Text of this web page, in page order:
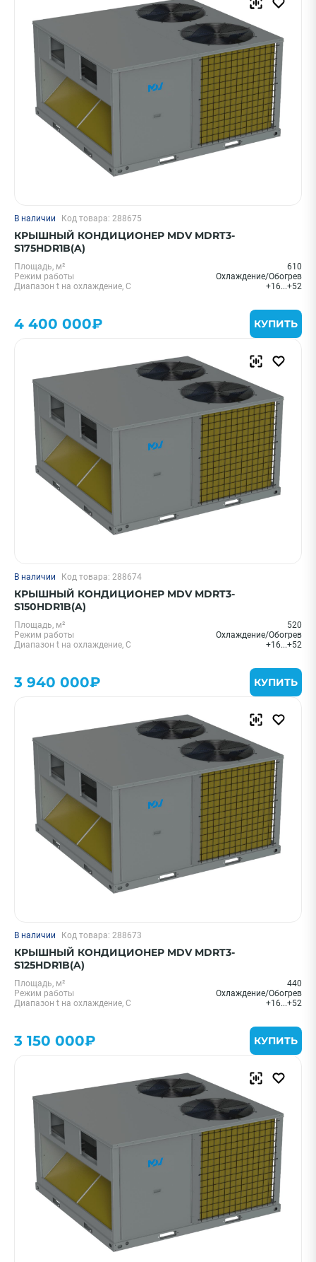
Mdv
Lessar
Показать еще
Страна
Китай
Россия
Чехия
Смотреть все фильтры
В наличии Код товара: 288675
КРЫШНЫЙ КОНДИЦИОНЕР MDV MDRT3-
S175HDR1B(A)
Площадь, м²
610
Режим работы
Охлаждение/Обогрев
Диапазон t на охлаждение, С
+16...+52
4 400 000₽ КУПИТЬ
В наличии Код товара: 288674
КРЫШНЫЙ КОНДИЦИОНЕР MDV MDRT3-
S150HDR1B(A)
Площадь, м²
520
Режим работы
Охлаждение/Обогрев
Диапазон t на охлаждение, С
+16...+52
3 940 000₽ КУПИТЬ
В наличии Код товара: 288673
КРЫШНЫЙ КОНДИЦИОНЕР MDV MDRT3-
S125HDR1B(A)
Площадь, м²
440
Режим работы
Охлаждение/Обогрев
Диапазон t на охлаждение, С
+16...+52
3 150 000₽ КУПИТЬ